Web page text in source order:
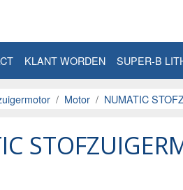
KLANT WORDEN SUPER-B
Motor NUMATIC